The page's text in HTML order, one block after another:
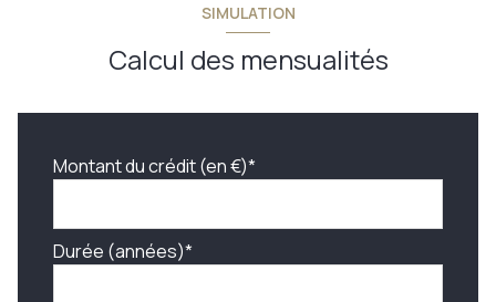
SIMULATION
Calcul des mensualités
Montant du crédit (en €)*
Durée (années)*